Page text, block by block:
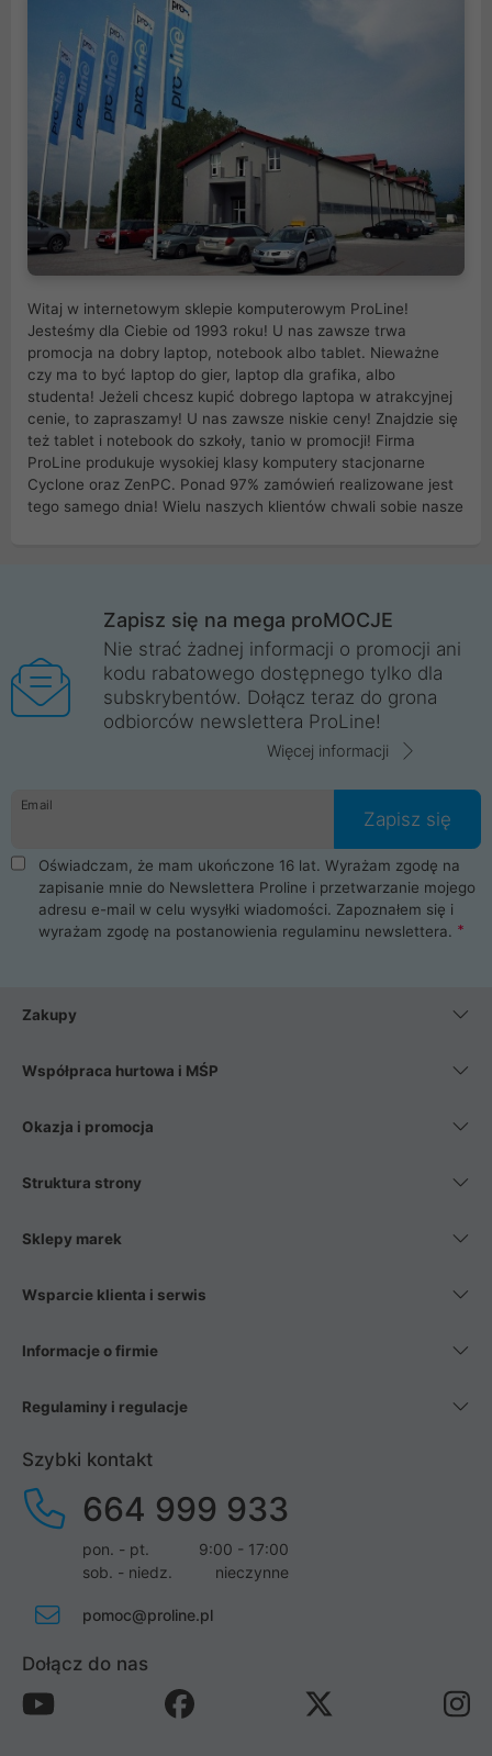
Witaj w internetowym sklepie komputerowym ProLine!
Jesteśmy dla Ciebie od 1993 roku! U nas zawsze trwa
promocja na dobry laptop, notebook albo tablet. Nieważne
czy ma to być laptop do gier, laptop dla grafika, albo
studenta! Jeżeli chcesz kupić dobrego laptopa w atrakcyjnej
cenie, to zapraszamy! U nas zawsze niskie ceny! Znajdzie się
też tablet i notebook do szkoły, tanio w promocji! Firma
ProLine produkuje wysokiej klasy komputery stacjonarne
Cyclone oraz ZenPC. Ponad 97% zamówień realizowane jest
tego samego dnia! Wielu naszych klientów chwali sobie nasze
Wrocław, Poznań, Legnica, Katowice, Gliwice, Kalisz, Bytom,
Trzebnica, Opole. Szybka i profesjonalna obsługa!
ProLine to polska firma ze 100% polskim kapitałem. Działamy
legalnie i płacimy podatki w naszym kraju! Posiadamy siedzibę
główną w Mirkowie oraz salony na terenie kraju. Cała
komunikacja ze sklepem komputerowym ProLine jest
danych osobowych. Dlatego zakup notebooka albo laptopa w
ProLine to czysta przyjemność i pełne bezpieczeństwo.
Zaopatrzysz się u nas w akcesoria i części komputerowe
takie jak procesory, karty graficzne, płyty główne, pamięci,
dyski SSD, M.2 oraz HDD. Nasi pracownicy pomogą Ci wybrać
najlepszy zasilacz komputerowy oraz obudowę do komputera.
Poza komputerami mamy również najlepsze na rynku
Smartfony takich producentów jak Xiaomi, Apple, Samsung i
wentylatory. Na koniec mając już to wszystko, możesz
Zapisz się na mega proMOCJE
Nie strać żadnej informacji o promocji ani
kodu rabatowego dostępnego tylko dla
subskrybentów. Dołącz teraz do grona
odbiorców newslettera ProLine!
Więcej informacji
Email
Zapisz się
Oświadczam, że mam ukończone 16 lat. Wyrażam zgodę na
zapisanie mnie do Newslettera Proline i przetwarzanie mojego
adresu e-mail w celu wysyłki wiadomości. Zapoznałem się i
wyrażam zgodę na postanowienia regulaminu newslettera.
Zakupy
Współpraca hurtowa i MŚP
Okazja i promocja
Struktura strony
Sklepy marek
Wsparcie klienta i serwis
Informacje o firmie
Regulaminy i regulacje
Szybki kontakt
664 999 933
pon. - pt.
9:00 - 17:00
sob. - niedz.
nieczynne
pomoc@proline.pl
Dołącz do nas